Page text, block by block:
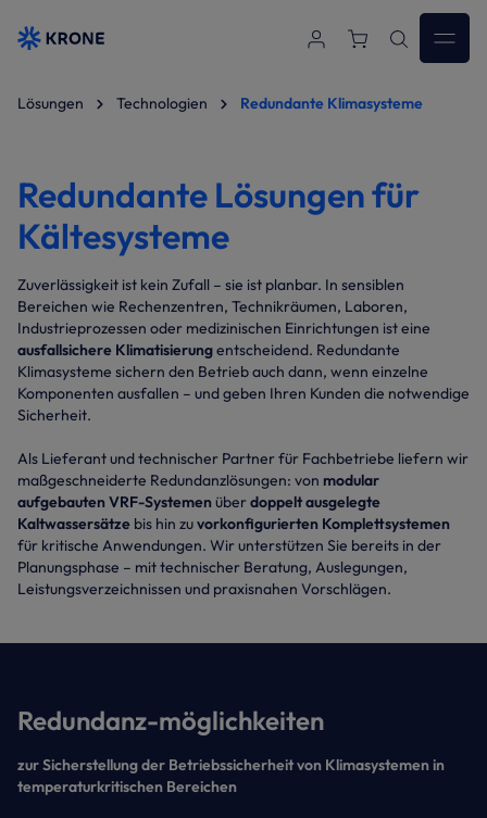
Zum Hauptinhalt springen
Lösungen Technologien Redundante Klimasysteme
Redundante Lösungen für
Kältesysteme
Zuverlässigkeit ist kein Zufall – sie ist planbar. In sensiblen
Bereichen wie Rechenzentren, Technikräumen, Laboren,
Industrieprozessen oder medizinischen Einrichtungen ist eine
ausfallsichere Klimatisierungentscheidend. Redundante
Klimasysteme sichern den Betrieb auch dann, wenn einzelne
Komponenten ausfallen – und geben Ihren Kunden die notwendige
Sicherheit.
Als Lieferant und technischer Partner für Fachbetriebe liefern wir
maßgeschneiderte Redundanzlösungen: von modular
aufgebauten VRF-Systemenüberdoppelt ausgelegte
Kaltwassersätze bis hin zuvorkonfigurierten Komplettsystemen
für kritische Anwendungen. Wir unterstützen Sie bereits in der
Planungsphase – mit technischer Beratung, Auslegungen,
Leistungsverzeichnissen und praxisnahen Vorschlägen.
Redundanz-möglichkeiten
zur Sicherstellung der Betriebssicherheit von Klimasystemen in
temperaturkritischen Bereichen